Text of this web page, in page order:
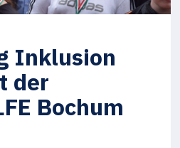
Inklusion
der
Bochum